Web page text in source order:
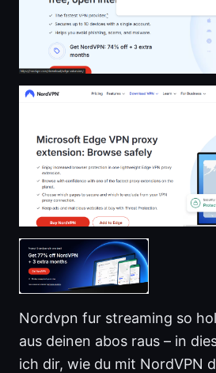
Nordvpn fur streaming so
aus deinen abos raus – in
ich dir, wie du mit NordVPN